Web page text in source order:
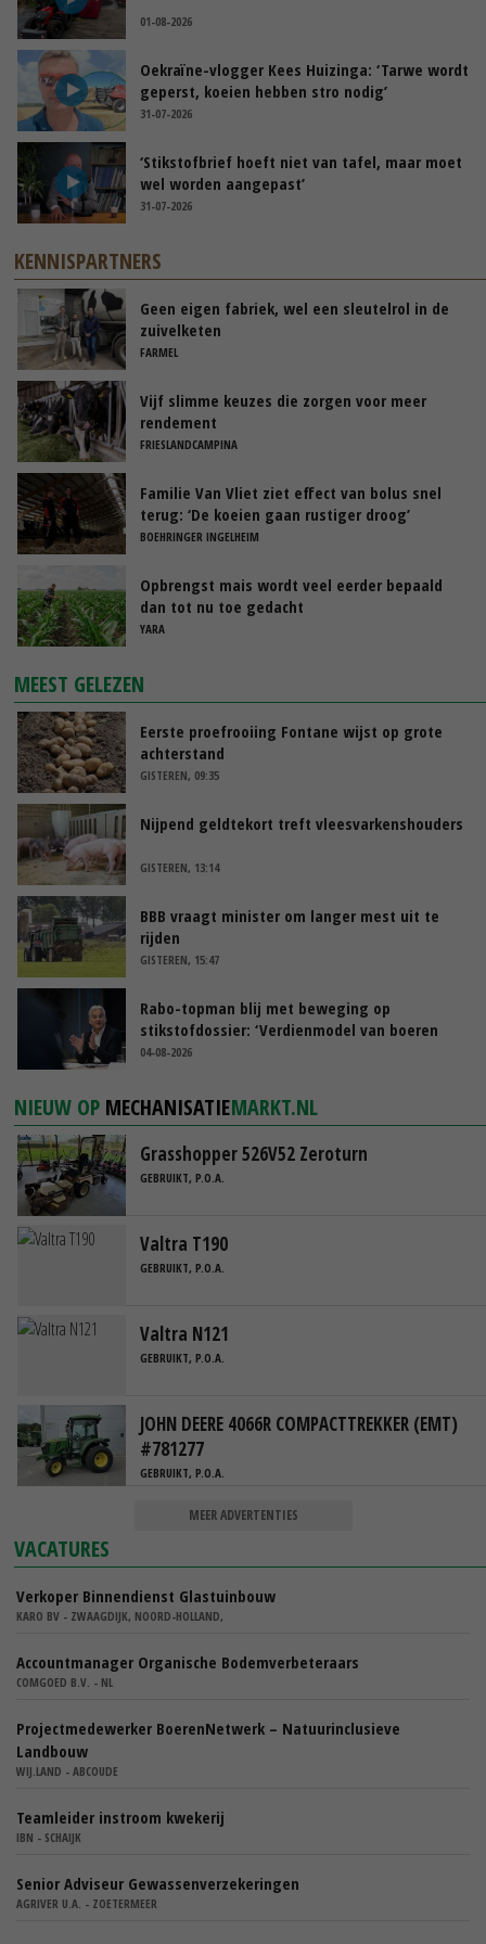
01-08-2026
Oekraïne-vlogger Kees Huizinga: ‘Tarwe wordt
geperst, koeien hebben stro nodig’
31-07-2026
‘Stikstofbrief hoeft niet van tafel, maar moet
wel worden aangepast’
31-07-2026
KENNISPARTNERS
Geen eigen fabriek, wel een sleutelrol in de
zuivelketen
FARMEL
Vijf slimme keuzes die zorgen voor meer
rendement
FRIESLANDCAMPINA
Familie Van Vliet ziet effect van bolus snel
terug: ‘De koeien gaan rustiger droog’
BOEHRINGER INGELHEIM
Opbrengst mais wordt veel eerder bepaald
dan tot nu toe gedacht
YARA
MEEST GELEZEN
Eerste proefrooiing Fontane wijst op grote
achterstand
GISTEREN, 09:35
Nijpend geldtekort treft vleesvarkenshouders
GISTEREN, 13:14
BBB vraagt minister om langer mest uit te
rijden
GISTEREN, 15:47
Rabo-topman blij met beweging op
stikstofdossier: ‘Verdienmodel van boeren
blijft cruciaal’
04-08-2026
NIEUW OP MECHANISATIEMARKT.NL
Grasshopper 526V52 Zeroturn
GEBRUIKT, P.O.A.
Valtra T190
GEBRUIKT, P.O.A.
Valtra N121
GEBRUIKT, P.O.A.
JOHN DEERE 4066R COMPACTTREKKER (EMT)
#781277
GEBRUIKT, P.O.A.
MEER ADVERTENTIES
VACATURES
Verkoper Binnendienst Glastuinbouw
KARO BV - ZWAAGDIJK, NOORD-HOLLAND,
Accountmanager Organische Bodemverbeteraars
COMGOED B.V. - NL
Projectmedewerker BoerenNetwerk – Natuurinclusieve
Landbouw
WIJ.LAND - ABCOUDE
Teamleider instroom kwekerij
IBN - SCHAIJK
Senior Adviseur Gewassenverzekeringen
AGRIVER U.A. - ZOETERMEER